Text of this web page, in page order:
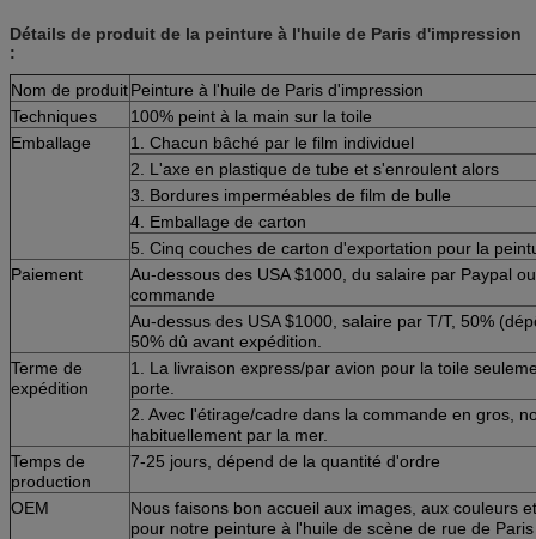
Détails de produit de la peinture à l'huile de Paris d'impression
:
Nom de produitPeinture à l'huile de Paris d'impression
Techniques
100% peint à la main sur la toile
Emballage
1. Chacun bâché par le film individuel
2. L'axe en plastique de tube et s'enroulent alors
3. Bordures imperméables de film de bulle
4. Emballage de carton
5. Cinq couches de carton d'exportation pour la
Paiement
Au-dessous des USA $1000, du salaire par Paypal
commande
Au-dessus des USA $1000, salaire par T/T, 50%
50% dû avant expédition.
Terme de
expédition
1. La livraison express/par avion pour la toile
porte.
2. Avec l'étirage/cadre dans la commande en gros,
habituellement par la mer.
Temps de
production
7-25 jours, dépend de la quantité d'ordre
OEM
Nous faisons bon accueil aux images, aux couleurs
pour notre peinture à l'huile de scène de rue de Paris